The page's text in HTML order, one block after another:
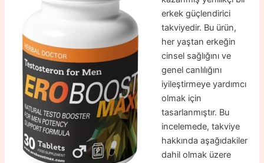
erkek güçlendirici
takviyedir. Bu ürün,
her yaştan erkeğin
cinsel sağlığını ve
genel canlılığını
iyileştirmeye yardımcı
olmak için
tasarlanmıştır. Bu
incelemede, takviye
hakkında aşağıdakiler
dahil olmak üzere